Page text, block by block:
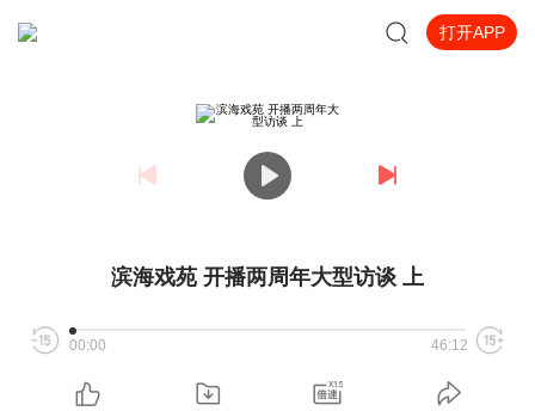
打开APP
滨海戏苑 开播两周年大型访谈 上
00:00 46:12